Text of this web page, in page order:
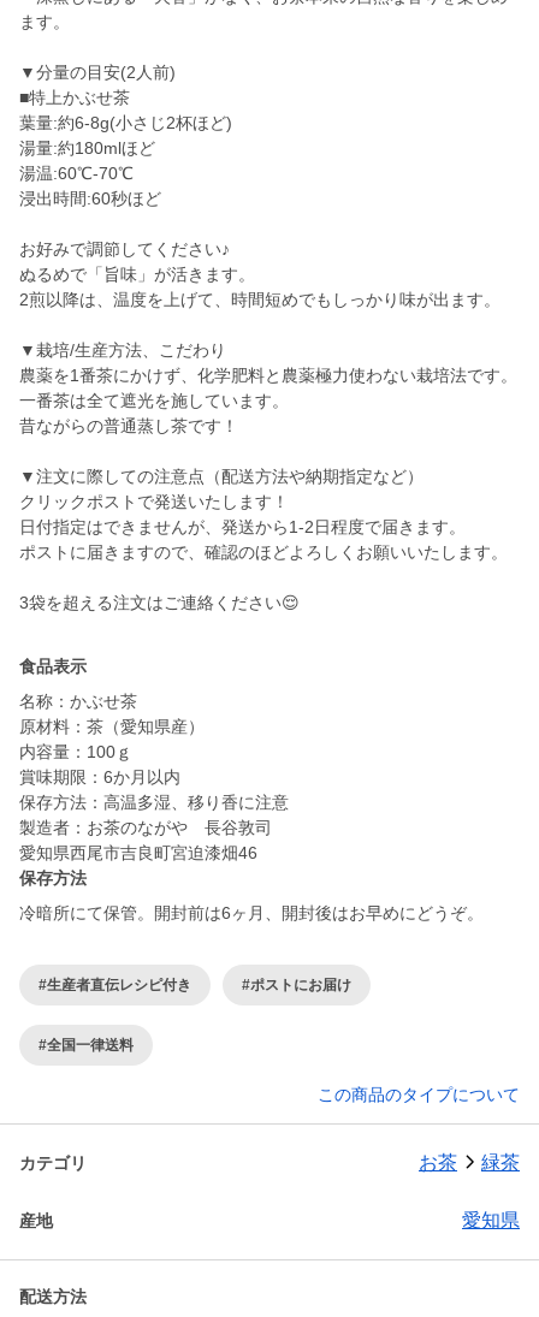
ます。
▼分量の目安(2人前)
■特上かぶせ茶
葉量:約6-8g(小さじ2杯ほど)
湯量:約180mlほど
湯温:60℃-70℃
浸出時間:60秒ほど
お好みで調節してください♪
ぬるめで「旨味」が活きます。
2煎以降は、温度を上げて、時間短めでもしっかり味が出ます。
▼栽培/生産方法、こだわり
農薬を1番茶にかけず、化学肥料と農薬極力使わない栽培法です。
一番茶は全て遮光を施しています。
昔ながらの普通蒸し茶です！
▼注文に際しての注意点（配送方法や納期指定など）
クリックポストで発送いたします！
日付指定はできませんが、発送から1-2日程度で届きます。
ポストに届きますので、確認のほどよろしくお願いいたします。
3袋を超える注文はご連絡ください😌
食品表示
名称：かぶせ茶
原材料：茶（愛知県産）
内容量：100ｇ
賞味期限：6か月以内
保存方法：高温多湿、移り香に注意
製造者：お茶のながや 長谷敦司
愛知県西尾市吉良町宮迫漆畑46
保存方法
冷暗所にて保管。開封前は6ヶ月、開封後はお早めにどうぞ。
#生産者直伝レシピ付き #ポストにお届け
#全国一律送料
この商品のタイプについて
カテゴリ お茶 緑茶
産地 愛知県
配送方法